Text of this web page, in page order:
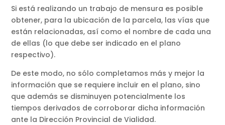
Si está realizando un trabajo de mensura es posible
obtener, para la ubicación de la parcela, las vías que
están relacionadas, así como el nombre de cada una
de ellas (lo que debe ser indicado en el plano
respectivo).
De este modo, no sólo completamos más y mejor la
información que se requiere incluir en el plano, sino
que además se disminuyen potencialmente los
tiempos derivados de corroborar dicha información
ante la Dirección Provincial de Vialidad.